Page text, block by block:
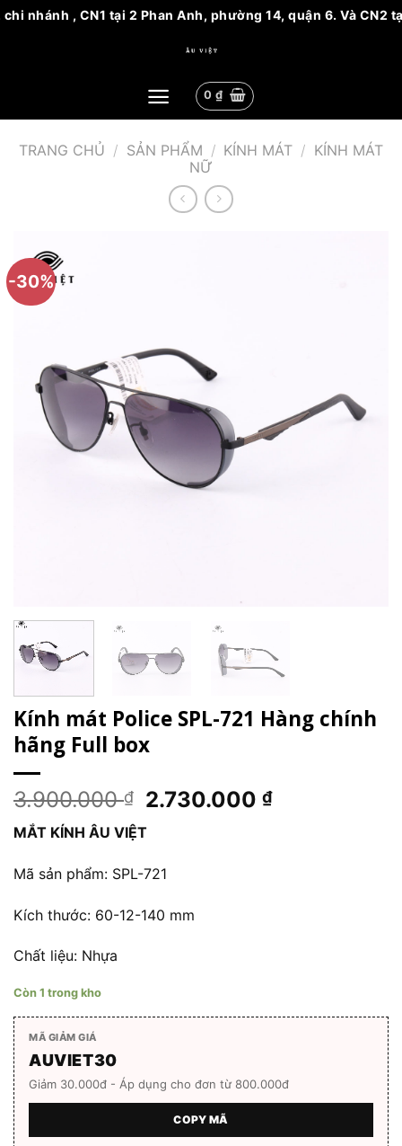
, CN1 tại 2 Phan Anh, phường 14, quận 6. Và CN2
0 ₫
TRANG CHỦ / SẢN PHẨM / KÍNH MÁT / KÍNH MÁT
NỮ
-30%
Kính mát Police SPL-721 Hàng chính
hãng Full box
3.900.000₫
Giá
gốc
3.900.000 ₫.
2.730.000₫Giá
MẮT KÍNH ÂU VIỆT
Mã sản phẩm: SPL-721
Kích thước: 60-12-140 mm
Chất liệu: Nhựa
Còn 1 trong kho
MÃ GIẢM GIÁ
AUVIET30
Giảm 30.000đ - Áp dụng cho đơn từ 800.000đ
COPY MÃ